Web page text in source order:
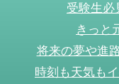
受験生必
きっと
将来の夢や進
時刻も天気も